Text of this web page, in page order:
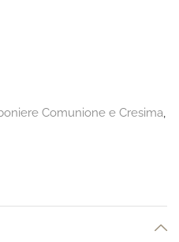
Comunione e Cresima